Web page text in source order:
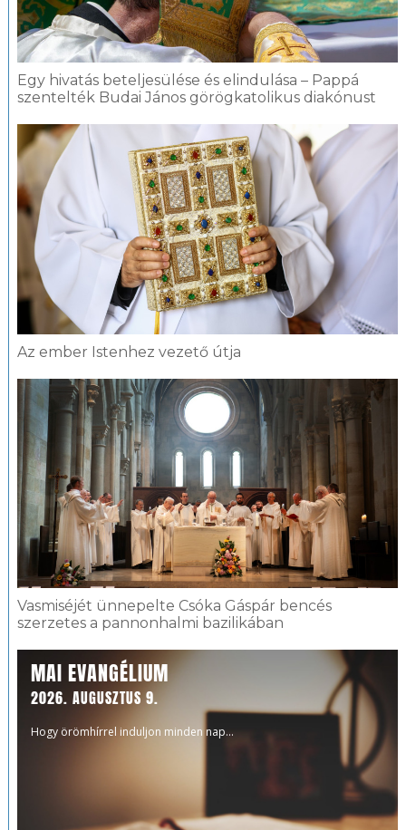
Egy hivatás beteljesülése és elindulása – Pappá
szentelték Budai János görögkatolikus diakónust
Az ember Istenhez vezető útja
Vasmiséjét ünnepelte Csóka Gáspár bencés
szerzetes a pannonhalmi bazilikában
MAI EVANGÉLIUM
2026. AUGUSZTUS 9.
Hogy örömhírrel induljon minden nap...